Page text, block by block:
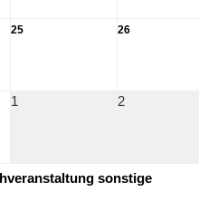
25 26
1 2
sonstige